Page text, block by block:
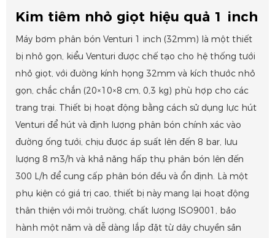
Kim tiêm nhỏ giọt hiệu quả 1 inch
Máy bơm phân bón Venturi 1 inch (32mm) là một thiết
bị nhỏ gọn, kiểu Venturi được chế tạo cho hệ thống tưới
nhỏ giọt, với đường kính họng 32mm và kích thước nhỏ
gọn, chắc chắn (20×10×8 cm, 0,3 kg) phù hợp cho các
trang trại. Thiết bị hoạt động bằng cách sử dụng lực hút
Venturi để hút và định lượng phân bón chính xác vào
đường ống tưới, chịu được áp suất lên đến 8 bar, lưu
lượng 8 m3/h và khả năng hấp thụ phân bón lên đến
300 L/h để cung cấp phân bón đều và ổn định. Là một
phụ kiện có giá trị cao, thiết bị này mang lại hoạt động
thân thiện với môi trường, chất lượng ISO9001, bảo
hành một năm và dễ dàng lắp đặt từ dây chuyền sản